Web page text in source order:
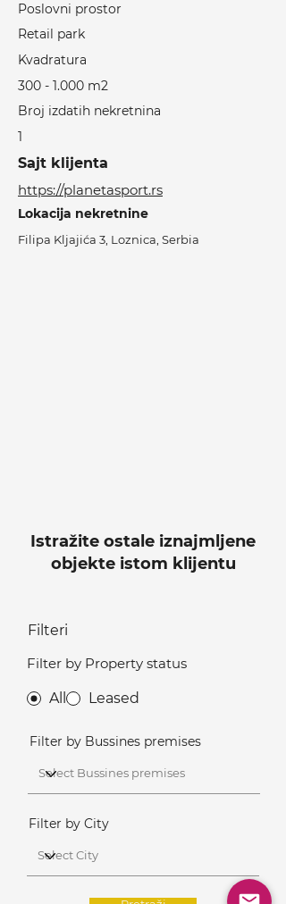
Poslovni prostor
Retail park
Kvadratura
300 - 1.000 m2
Broj izdatih nekretnina
1
Sajt klijenta
https://planetasport.rs
Lokacija nekretnine
Filipa Kljajića 3, Loznica, Serbia
Istražite ostale iznajmljene
objekte istom klijentu
Filteri
Filter by Property status
All Leased
Filter by Bussines premises
Filter by City